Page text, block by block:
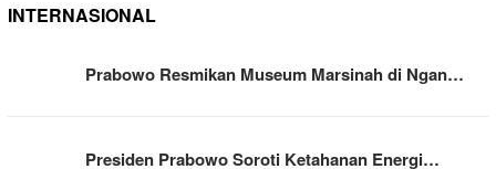
INTERNASIONAL
Prabowo Resmikan Museum Marsinah di Ngan…
Presiden Prabowo Soroti Ketahanan Energi…